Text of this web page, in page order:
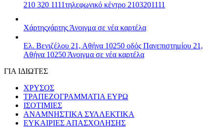
210 320 1111τηλεφωνικό κέντρο 2103201111
Χάρτηςχάρτης Άνοιγμα σε νέα καρτέλα
Ελ. Βενιζέλου 21, Αθήνα 10250 οδός Πανεπιστημίου 21,
Αθήνα 10250 Άνοιγμα σε νέα καρτέλα
ΓΙΑ ΙΔΙΩΤΕΣ
ΧΡΥΣΟΣ
ΤΡΑΠΕΖΟΓΡΑΜΜΑΤΙΑ ΕΥΡΩ
ΙΣΟΤΙΜΙΕΣ
ΑΝΑΜΝΗΣΤΙΚΑ ΣΥΛΛΕΚΤΙΚΑ
ΕΥΚΑΙΡΙΕΣ ΑΠΑΣΧΟΛΗΣΗΣ